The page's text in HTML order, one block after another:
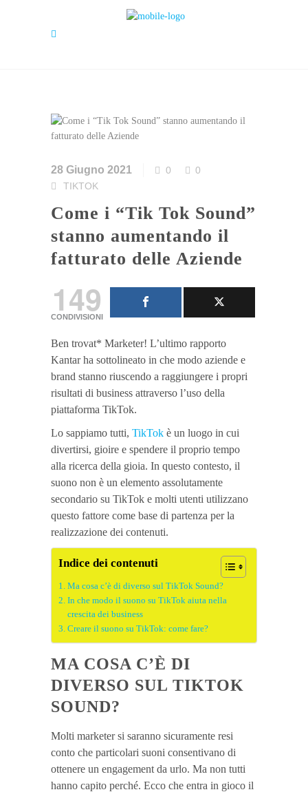
28 Giugno 2021 0
0
TIKTOK
Come i “Tik Tok Sound”
stanno aumentando il
fatturato delle Aziende
149
CONDIVISIONI
Ben trovat* Marketer! L’ultimo rapporto
Kantar ha sottolineato in che modo aziende e
brand stanno riuscendo a raggiungere i propri
risultati di business attraverso l’uso della
piattaforma TikTok.
Lo sappiamo tutti, TikTok è un luogo in cui
divertirsi, gioire e spendere il proprio tempo
alla ricerca della gioia. In questo contesto, il
suono non è un elemento assolutamente
secondario su TikTok e molti utenti utilizzano
questo fattore come base di partenza per la
realizzazione dei contenuti.
Indice dei contenuti
Ma cosa c’è di diverso sul TikTok Sound?
In che modo il suono su TikTok aiuta nella
crescita dei business
Creare il suono su TikTok: come fare?
MA COSA C’È DI
DIVERSO SUL TIKTOK
SOUND?
Molti marketer si saranno sicuramente resi
conto che particolari suoni consentivano di
ottenere un engagement da urlo. Ma non tutti
hanno capito perché. Ecco che entra in gioco il